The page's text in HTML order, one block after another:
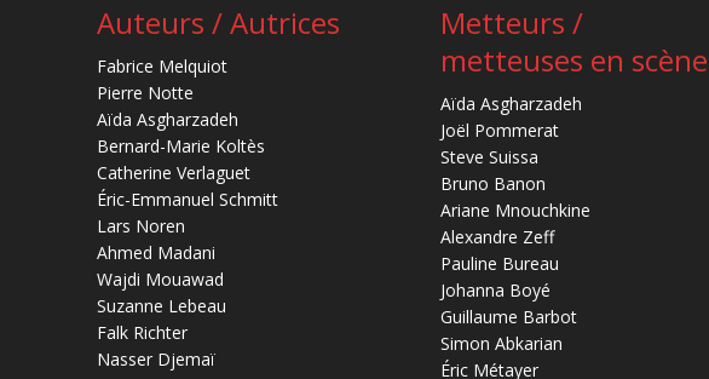
Auteurs / Autrices
Fabrice Melquiot
Pierre Notte
Aïda Asgharzadeh
Bernard-Marie Koltès
Catherine Verlaguet
Éric-Emmanuel Schmitt
Lars Noren
Ahmed Madani
Wajdi Mouawad
Suzanne Lebeau
Falk Richter
Nasser Djemaï
Metteurs /
metteuses en scène
Aïda Asgharzadeh
Joël Pommerat
Steve Suissa
Bruno Banon
Ariane Mnouchkine
Alexandre Zeff
Pauline Bureau
Johanna Boyé
Guillaume Barbot
Simon Abkarian
Éric Métayer